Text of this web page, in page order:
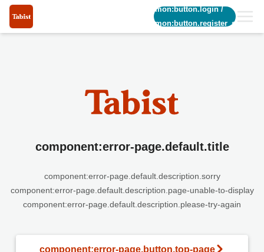
common:button.login/
common:button.register_short
component:error-page.default.title
component:error-page.default.description.sorry
component:error-page.default.description.page-unable-to-display
component:error-page.default.description.please-try-again
component:error-page.button.top-page